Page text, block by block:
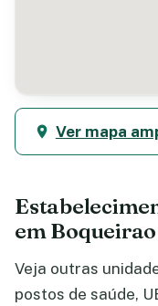
Ver mapa
em Boqueirao
Veja outras
postos de saúde,